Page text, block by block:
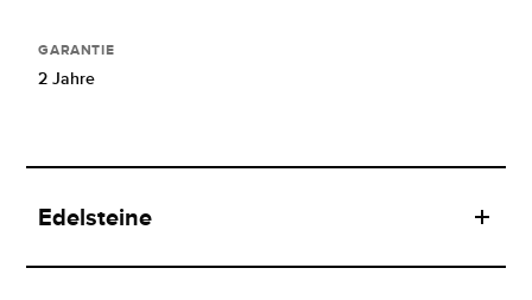
GARANTIE
2 Jahre
Edelsteine